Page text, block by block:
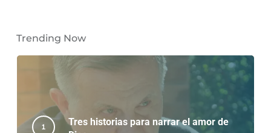
Trending Now
Tres historias para narrar el amor de